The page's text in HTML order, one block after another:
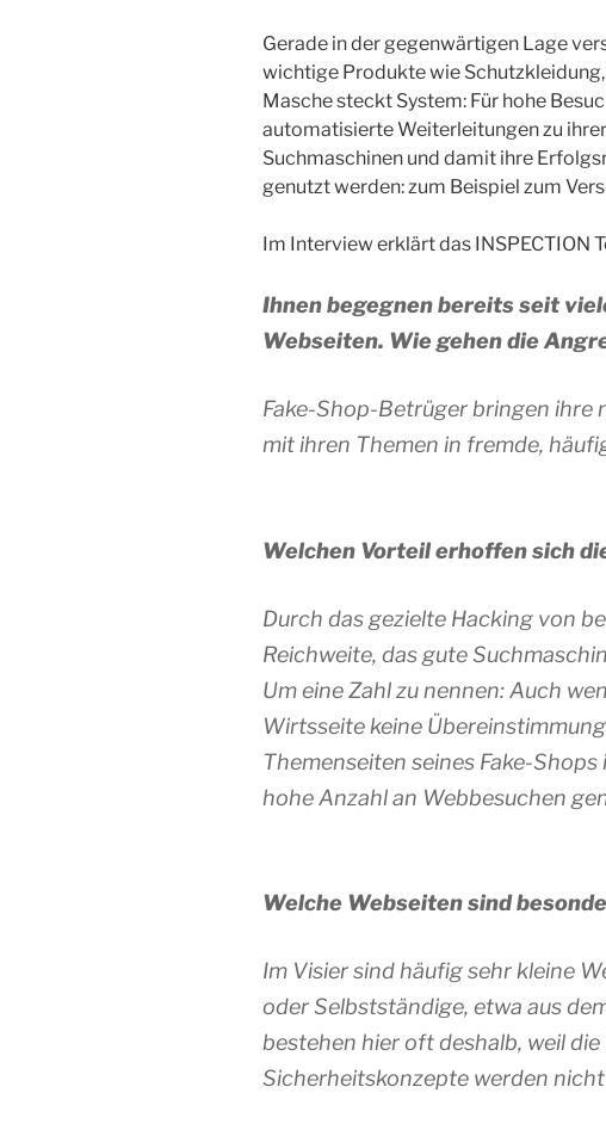
Gerade in der gegenwärtigen Lage
wichtige Produkte wie
Masche steckt System: Für hohe
automatisierte Weiterleitungen zu
Suchmaschinen und damit ihre
genutzt werden: zum Beispiel zum
Im Interview erklärt das INSPECTION
Ihnen begegnen bereits seit
Webseiten. Wie gehen die
Fake-Shop-Betrüger bringen ihre
mit ihren Themen in fremde,
Welchen Vorteil erhoffen sich
Durch das gezielte Hacking von
Reichweite, das gute
Um eine Zahl zu nennen: Auch
Wirtsseite keine
Themenseiten seines Fake-
hohe Anzahl an Webbesuchen
Welche Webseiten sind
Im Visier sind häufig sehr kleine
oder Selbstständige, etwa aus
bestehen hier oft deshalb, weil
Sicherheitskonzepte werden